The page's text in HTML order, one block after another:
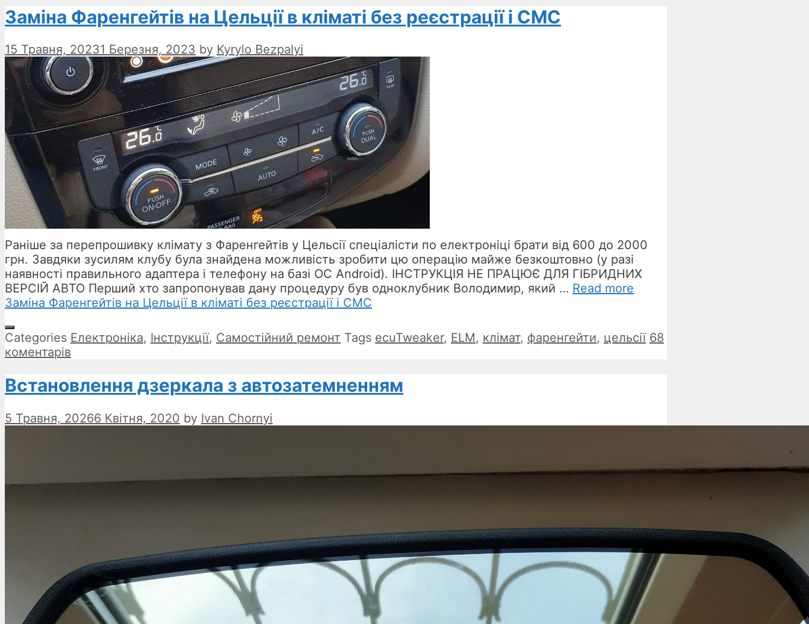
Заміна Фаренгейтів на Цельції в кліматі без реєстрації і СМС
15 Травня, 20231 Березня, 2023 by Kyrylo Bezpalyi
Раніше за перепрошивку клімату з Фаренгейтів у Цельсії спеціалісти по електроніці брати від 600 до 2000
грн. Завдяки зусилям клубу була знайдена можливість зробити цю операцію майже безкоштовно (у разі
наявності правильного адаптера і телефону на базі ОС Android). ІНСТРУКЦІЯ НЕ ПРАЦЮЄ ДЛЯ ГІБРИДНИХ
ВЕРСІЙ АВТО Перший хто запропонував дану процедуру був одноклубник Володимир, який … Read more
Заміна Фаренгейтів на Цельції в кліматі без реєстрації і СМС
Categories Електроніка, Інструкції, Самостійний ремонт Tags ecuTweaker, ELM, клімат, фаренгейти, цельсії 68
коментарів
Встановлення дзеркала з автозатемненням
5 Травня, 20266 Квітня, 2020 by Ivan Chornyi